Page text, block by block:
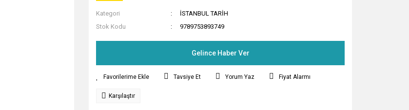
Kategori
İSTANBUL TARİH
Stok Kodu
9789753893749
Gelince Haber Ver
Tavsiye Et Yorum Yaz Fiyat Alarmı
Karşılaştır